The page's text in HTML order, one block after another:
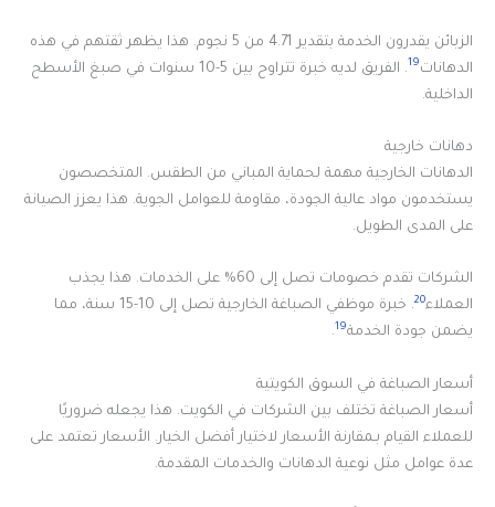
الزبائن يقدرون الخدمة بتقدير 4.71 من 5 نجوم. هذا يظهر ثقتهم في هذه
الدهانات19
. الفريق لديه خبرة تتراوح بين 5-10 سنوات في صبغ الأسطح
الداخلية.
دهانات خارجية
الدهانات الخارجية مهمة لحماية المباني من الطقس. المتخصصون
يستخدمون مواد عالية الجودة، مقاومة للعوامل الجوية. هذا يعزز الصيانة
على المدى الطويل.
الشركات تقدم خصومات تصل إلى 60% على الخدمات. هذا يجذب
العملاء20
. خبرة موظفي الصباغة الخارجية تصل إلى 10-15 سنة، مما
يضمن جودة الخدمة19
.
أسعار الصباغة في السوق الكويتية
أسعار الصباغة تختلف بين الشركات في الكويت. هذا يجعله ضروريًا
للعملاء القيام بـمقارنة الأسعار لاختيار أفضل الخيار. الأسعار تعتمد على
عدة عوامل مثل نوعية الدهانات والخدمات المقدمة.